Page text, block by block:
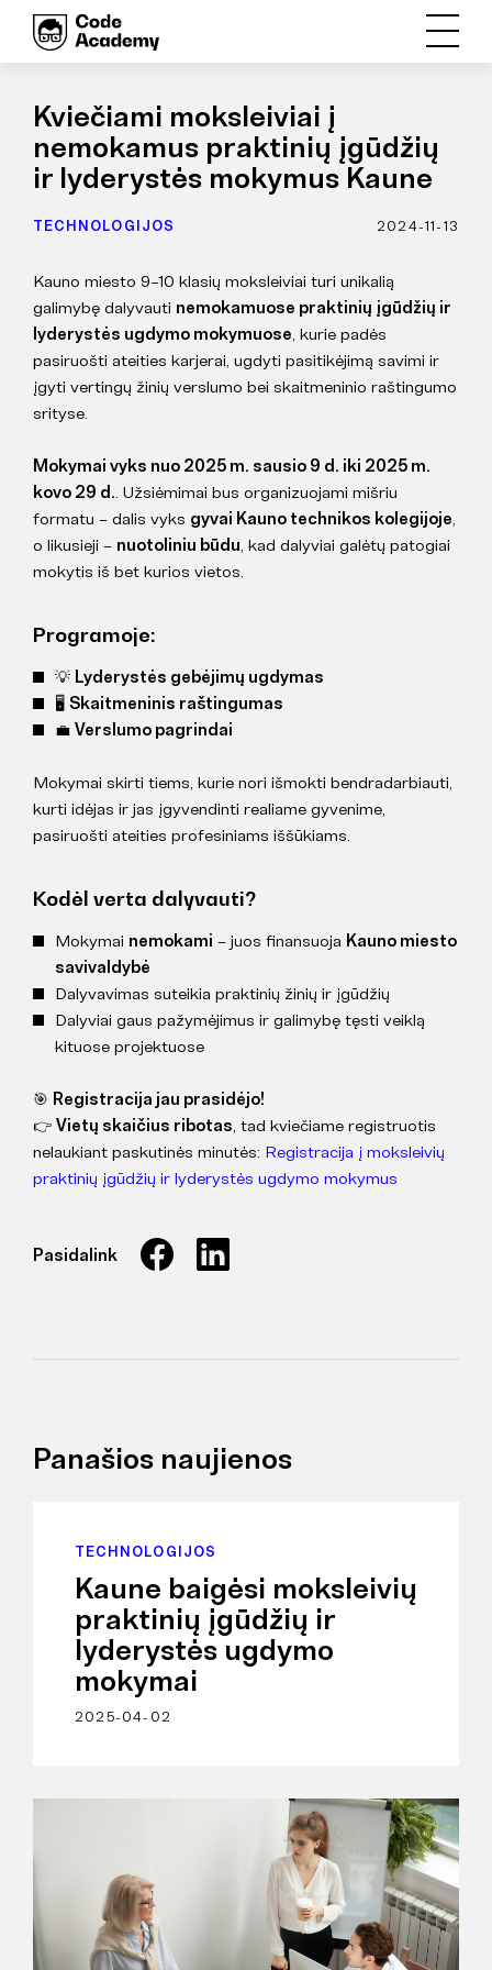
Kviečiami moksleiviai į
nemokamus praktinių įgūdžių
ir lyderystės mokymus Kaune
TECHNOLOGIJOS 2024-11-13
Kauno miesto 9–10 klasių moksleiviai turi unikalią
galimybę dalyvauti nemokamuose praktinių įgūdžių ir
lyderystės ugdymo mokymuose, kurie padės
pasiruošti ateities karjerai, ugdyti pasitikėjimą savimi ir
įgyti vertingų žinių verslumo bei skaitmeninio raštingumo
srityse.
Mokymai vyks nuo 2025 m. sausio 9 d. iki 2025 m.
kovo 29 d.. Užsiėmimai bus organizuojami mišriu
formatu – dalis vyks gyvai Kauno technikos kolegijoje,
o likusieji – nuotoliniu būdu, kad dalyviai galėtų patogiai
mokytis iš bet kurios vietos.
Programoje:
💡 Lyderystės gebėjimų ugdymas
🖥️ Skaitmeninis raštingumas
💼 Verslumo pagrindai
Mokymai skirti tiems, kurie nori išmokti bendradarbiauti,
kurti idėjas ir jas įgyvendinti realiame gyvenime,
pasiruošti ateities profesiniams iššūkiams.
Kodėl verta dalyvauti?
Mokymai nemokami – juos finansuoja Kauno miesto
savivaldybė
Dalyvavimas suteikia praktinių žinių ir įgūdžių
Dalyviai gaus pažymėjimus ir galimybę tęsti veiklą
kituose projektuose
🎯 Registracija jau prasidėjo!
👉 Vietų skaičius ribotas, tad kviečiame registruotis
nelaukiant paskutinės minutės: Registracija į moksleivių
praktinių įgūdžių ir lyderystės ugdymo mokymus
Pasidalink
Panašios naujienos
TECHNOLOGIJOS
Kaune baigėsi moksleivių
praktinių įgūdžių ir
lyderystės ugdymo
mokymai
2025-04-02